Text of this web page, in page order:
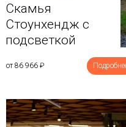
Скамья
Стоунхендж с
подсветкой
от 86 966 ₽